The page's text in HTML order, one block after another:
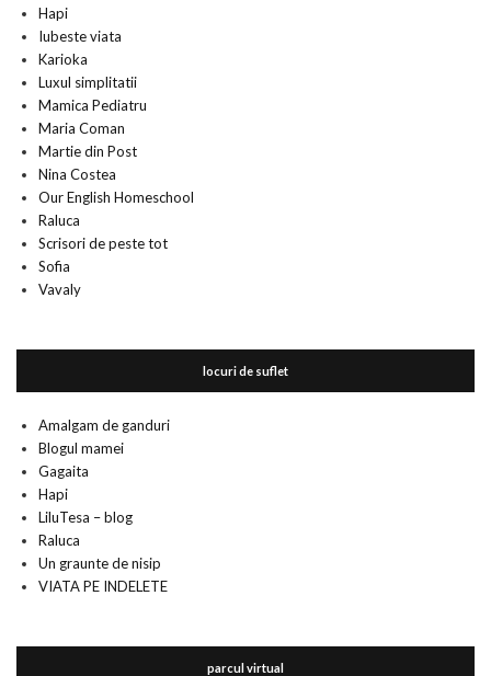
Hapi
Iubeste viata
Karioka
Luxul simplitatii
Mamica Pediatru
Maria Coman
Martie din Post
Nina Costea
Our English Homeschool
Raluca
Scrisori de peste tot
Sofia
Vavaly
locuri de suflet
Amalgam de ganduri
Blogul mamei
Gagaita
Hapi
LiluTesa – blog
Raluca
Un graunte de nisip
VIATA PE INDELETE
parcul virtual